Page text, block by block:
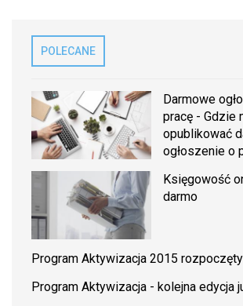
POLECANE
Darmowe
pracę - Gdzie
opublikować
ogłoszenie o
Księgowość
darmo
Program Aktywizacja 2015 rozpoczęty
Program Aktywizacja - kolejna edycja